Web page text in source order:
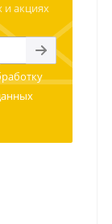
и акциях